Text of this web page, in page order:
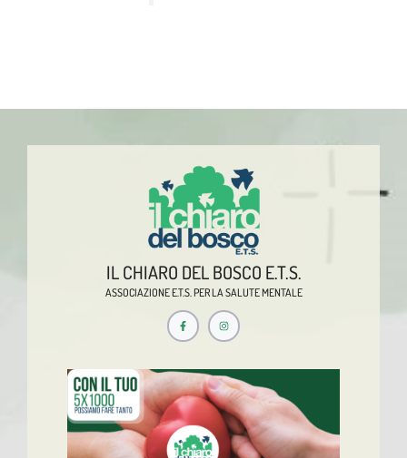
IL CHIARO DEL BOSCO E.T.S.
ASSOCIAZIONE E.T.S. PER LA SALUTE MENTALE